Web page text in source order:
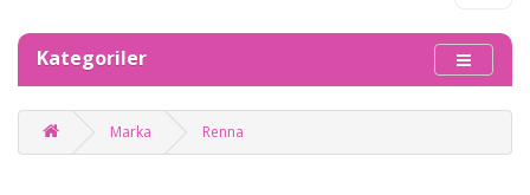
Kategoriler
Marka Renna